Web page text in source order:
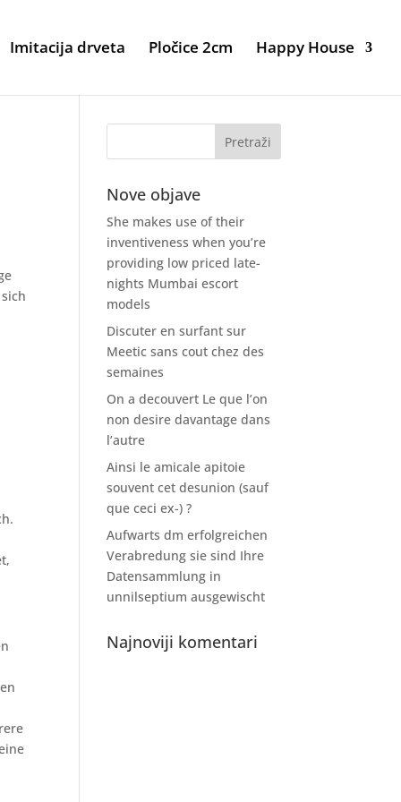
Imitacija drveta Pločice 2cm Happy House
Nove objave
She makes use of their
inventiveness when you’re
providing low priced late-
nights Mumbai escort
models
Discuter en surfant sur
Meetic sans cout chez des
semaines
On a decouvert Le que l’on
non desire davantage dans
l’autre
Ainsi le amicale apitoie
souvent cet desunion (sauf
que ceci ex-) ?
Aufwarts dm erfolgreichen
Verabredung sie sind Ihre
Datensammlung in
unnilseptium ausgewischt
Najnoviji komentari